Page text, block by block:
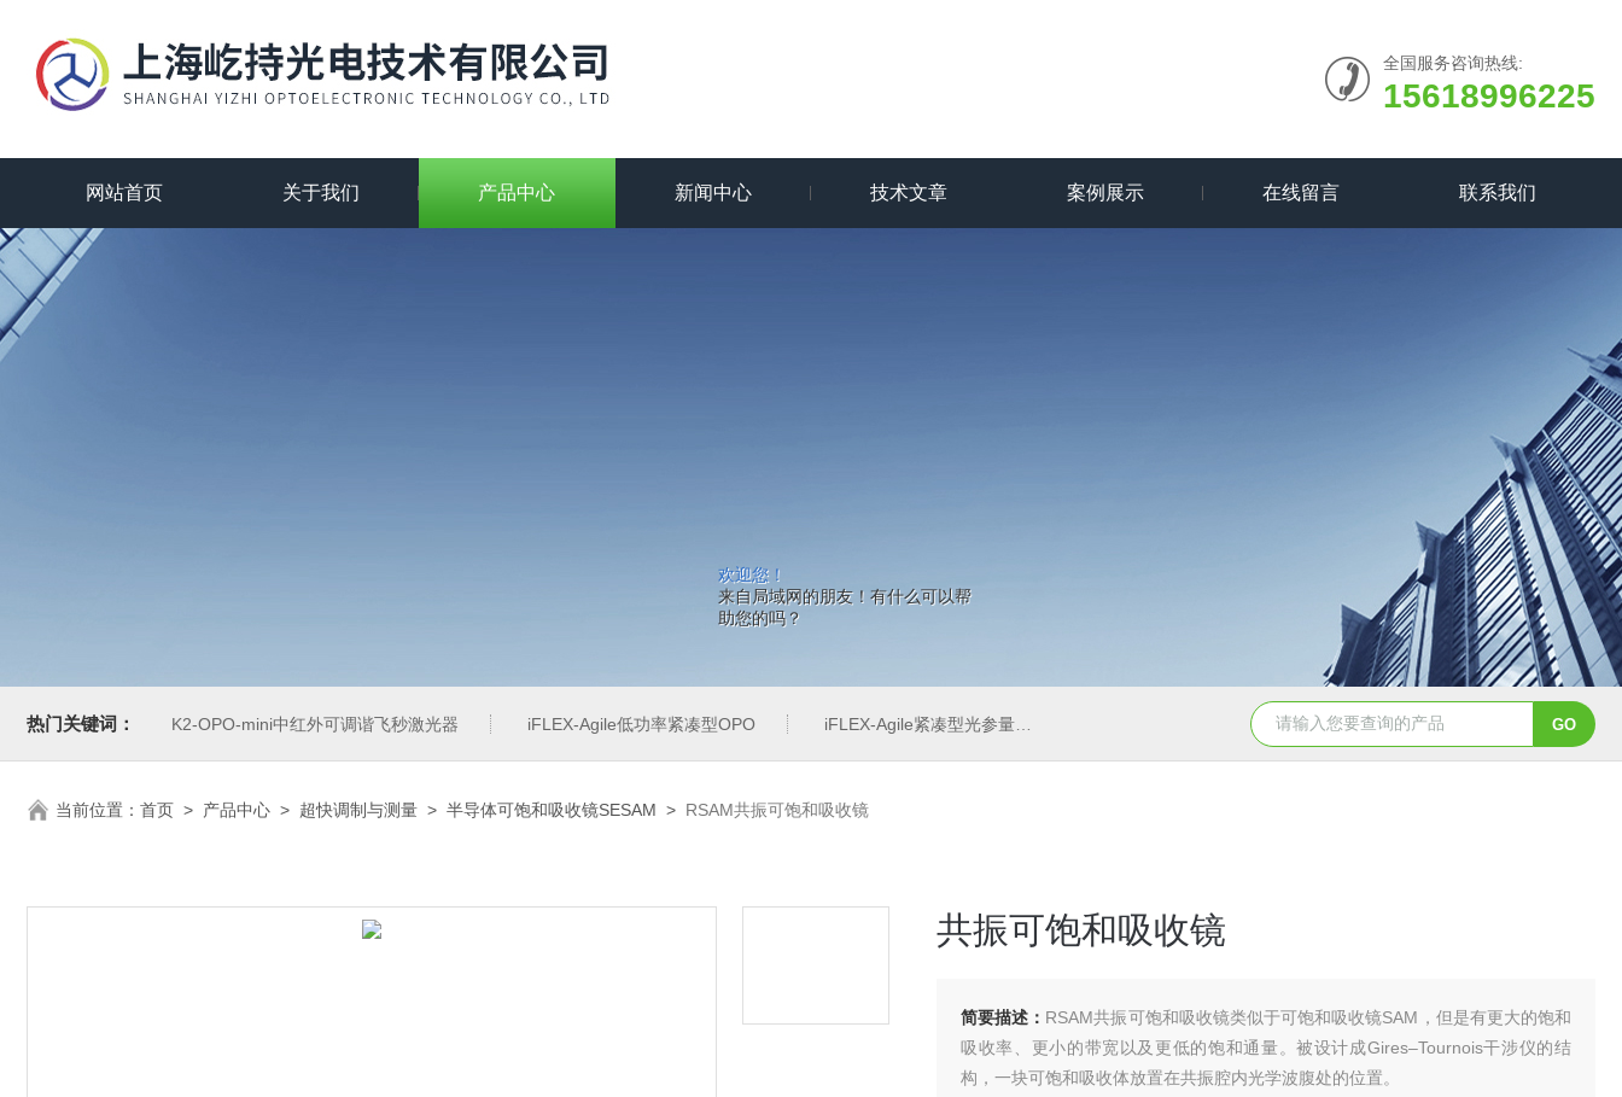
欢迎您！
来自局域网的朋友！有什么可以帮
助您的吗？
全国服务咨询热线:
15618996225
网站首页 关于我们 产品中心 新闻中心 技术文章 案例展示 在线留言 联系我们
热门关键词： K2-OPO-mini中红外可调谐飞秒激光器 iFLEX-Agile低功率紧凑型OPO iFLEX-Agile紧凑型光参量振荡器 EW-λ红外零级波片-固定波长 THz 可调谐精密衰减器
当前位置： 首页 > 产品中心 > 超快调制与测量 > 半导体可饱和吸收镜SESAM > RSAM共振可饱和吸收镜
共振可饱和吸收镜
简要描述： RSAM共振可饱和吸收镜类似于可饱和吸收镜SAM，但是有更大的饱和
吸收率、更小的带宽以及更低的饱和通量。被设计成Gires–Tournois干涉仪的结
构，一块可饱和吸收体放置在共振腔内光学波腹处的位置。